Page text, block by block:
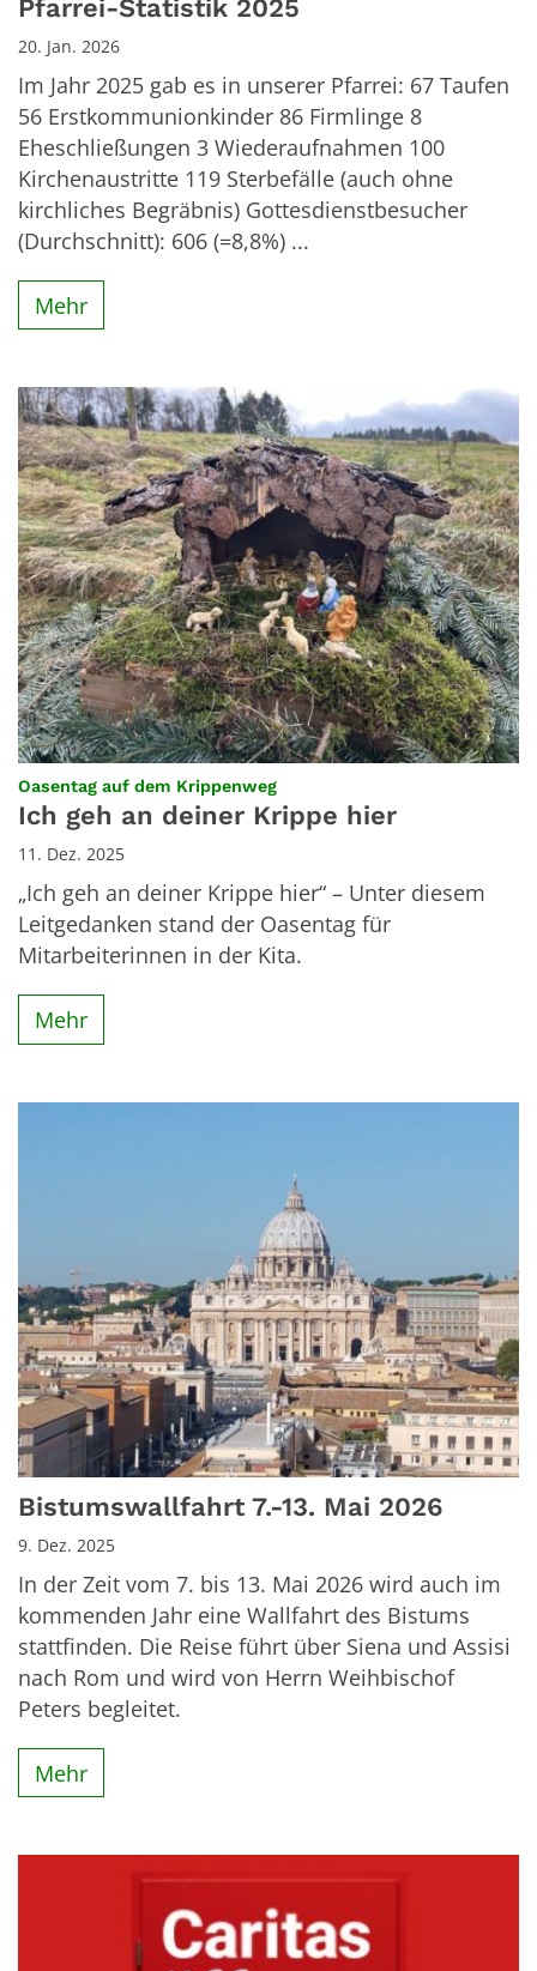
Pfarrei-Statistik 2025
20. Jan. 2026
Im Jahr 2025 gab es in unserer Pfarrei: 67 Taufen
56 Erstkommunionkinder 86 Firmlinge 8
Eheschließungen 3 Wiederaufnahmen 100
Kirchenaustritte 119 Sterbefälle (auch ohne
kirchliches Begräbnis) Gottesdienstbesucher
(Durchschnitt): 606 (=8,8%) ...
Mehr
Oasentag auf dem Krippenweg:
Ich geh an deiner Krippe hier
11. Dez. 2025
„Ich geh an deiner Krippe hier“ – Unter diesem
Leitgedanken stand der Oasentag für
Mitarbeiterinnen in der Kita.
Mehr
Bistumswallfahrt 7.-13. Mai 2026
9. Dez. 2025
In der Zeit vom 7. bis 13. Mai 2026 wird auch im
kommenden Jahr eine Wallfahrt des Bistums
stattfinden. Die Reise führt über Siena und Assisi
nach Rom und wird von Herrn Weihbischof
Peters begleitet.
Mehr